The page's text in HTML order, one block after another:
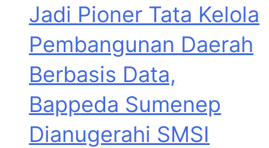
Jadi Pioner Tata Kelola
Pembangunan Daerah
Berbasis Data,
Bappeda Sumenep
Dianugerahi SMSI